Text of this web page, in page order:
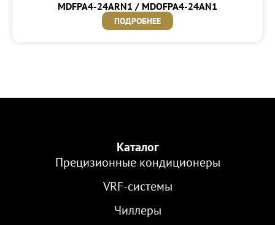
MDFPA4-24ARN1 / MDOFPA4-24AN1
ПОДРОБНЕЕ
Каталог
Прецизионные кондиционеры
VRF-cистемы
Чиллеры